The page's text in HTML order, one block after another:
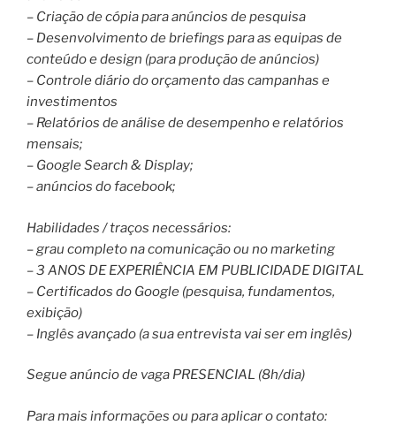
– Criação de cópia para anúncios de pesquisa
– Desenvolvimento de briefings para as equipas de
conteúdo e design (para produção de anúncios)
– Controle diário do orçamento das campanhas e
investimentos
– Relatórios de análise de desempenho e relatórios
mensais;
– Google Search & Display;
– anúncios do facebook;
Habilidades / traços necessários:
– grau completo na comunicação ou no marketing
– 3 ANOS DE EXPERIÊNCIA EM PUBLICIDADE DIGITAL
– Certificados do Google (pesquisa, fundamentos,
exibição)
– Inglês avançado (a sua entrevista vai ser em inglês)
Segue anúncio de vaga PRESENCIAL (8h/dia)
Para mais informações ou para aplicar o contato: